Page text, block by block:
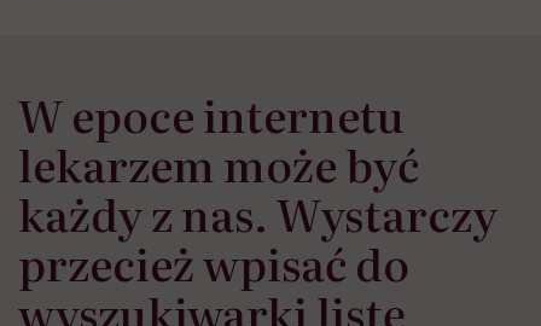
W epoce internetu
lekarzem może być
każdy z nas. Wystarczy
przecież wpisać do
wyszukiwarki listę